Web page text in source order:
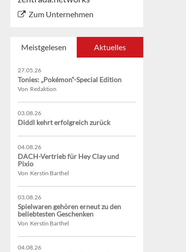
Zum Unternehmen
Meistgelesen Aktuelles
27.05.26
Tonies: „Pokémon“-Special Edition
Von Redaktion
03.08.26
Diddl kehrt erfolgreich zurück
04.08.26
DACH-Vertrieb für Hey Clay und
Pixio
Von Kerstin Barthel
03.08.26
Spielwaren gehören erneut zu den
beliebtesten Geschenken
Von Kerstin Barthel
04.08.26